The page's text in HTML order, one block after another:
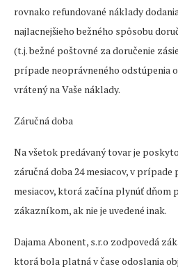
rovnako refundované náklady
najlacnejšieho bežného spôsobu
(t.j. bežné poštovné za doručenie
prípade neoprávneného odstúpenia
vrátený na Vaše náklady.
Záručná doba
Na všetok predávaný tovar je
záručná doba 24 mesiacov, v prípade
mesiacov, ktorá začína plynúť dňom
zákazníkom, ak nie je uvedené inak.
Dajama Abonent, s.r.o zodpovedá
ktorá bola platná v čase odoslania